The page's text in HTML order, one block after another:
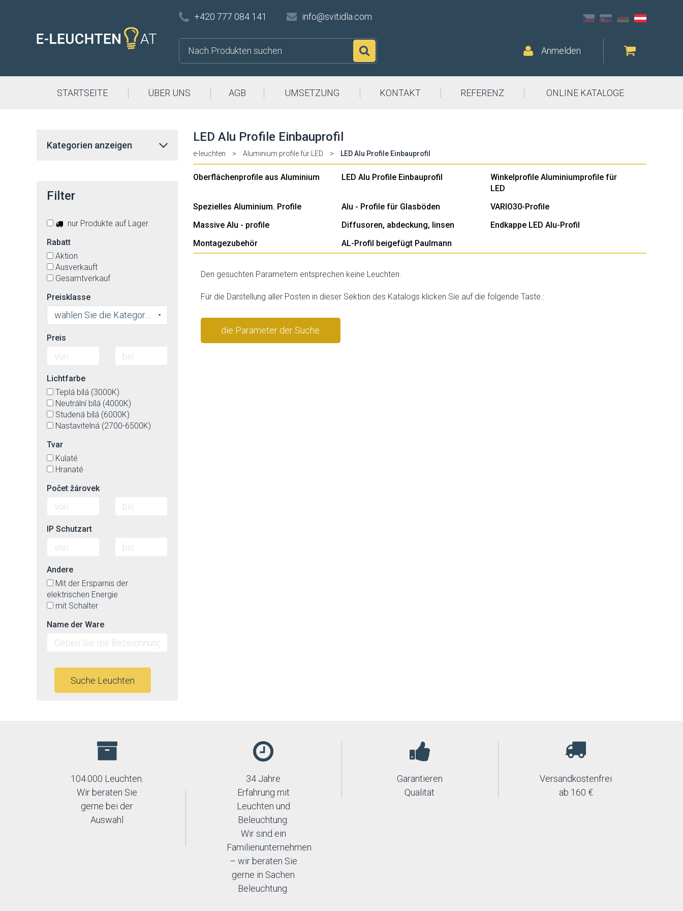
+420 777 084 141 info@svitidla.com
Anmelden
STARTSEITE ÜBER UNS AGB UMSETZUNG KONTAKT REFERENZ ONLINE KATALOGE
LED Alu Profile Einbauprofil
e-leuchten > Aluminium profile für LED > LED Alu Profile Einbauprofil
Oberflächenprofile aus Aluminium LED Alu Profile Einbauprofil
Winkelprofile Aluminiumprofile für
LED
Spezielles Aluminium. Profile
Alu - Profile für Glasböden
VARIO30-Profile
Massive Alu - profile
Diffusoren, abdeckung, linsen
Endkappe LED Alu-Profil
Montagezubehör
AL-Profil beigefügt Paulmann
Den gesuchten Parametern entsprechen keine Leuchten.
Für die Darstellung aller Posten in dieser Sektion des Katalogs klicken Sie auf die folgende Taste.:
die Parameter der Suche
Kategorien anzeigen
Filter
nur Produkte auf Lager
Rabatt
Aktion
Ausverkauft
Gesamtverkauf
Preisklasse
Preis
Lichtfarbe
Teplá bílá (3000K)
Neutrální bílá (4000K)
Studená bílá (6000K)
Nastavitelná (2700-6500K)
Tvar
Kulaté
Hranaté
Počet žárovek
IP Schutzart
Andere
Mit der Ersparnis der
elektrischen Energie
mit Schalter
Name der Ware
Suche Leuchten
104.000 Leuchten.
Wir beraten Sie
gerne bei der
Auswahl
34 Jahre
Erfahrung mit
Leuchten und
Beleuchtung.
Wir sind ein
Familienunternehmen
– wir beraten Sie
gerne in Sachen
Beleuchtung.
Garantieren
Qualität
Versandkostenfrei
ab 160 €